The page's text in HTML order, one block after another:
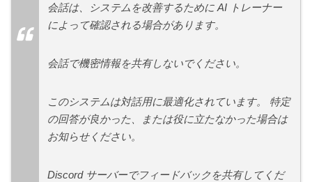
会話は、システムを改善するために AI トレーナー
によって確認される場合があります。
会話で機密情報を共有しないでください。
このシステムは対話用に最適化されています。 特定
の回答が良かった、または役に立たなかった場合は
お知らせください。
Discord サーバーでフィードバックを共有してくだ